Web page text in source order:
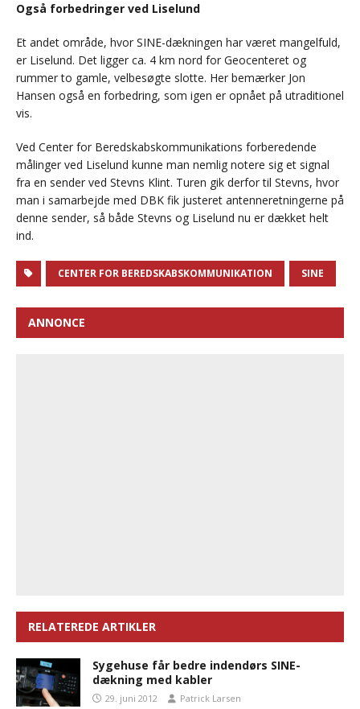
Også forbedringer ved Liselund
Et andet område, hvor SINE-dækningen har været mangelfuld,
er Liselund. Det ligger ca. 4 km nord for Geocenteret og
rummer to gamle, velbesøgte slotte. Her bemærker Jon
Hansen også en forbedring, som igen er opnået på utraditionel
vis.
Ved Center for Beredskabskommunikations forberedende
målinger ved Liselund kunne man nemlig notere sig et signal
fra en sender ved Stevns Klint. Turen gik derfor til Stevns, hvor
man i samarbejde med DBK fik justeret antenneretningerne på
denne sender, så både Stevns og Liselund nu er dækket helt
ind.
CENTER FOR BEREDSKABSKOMMUNIKATION SINE
ANNONCE
RELATEREDE ARTIKLER
Sygehuse får bedre indendørs SINE-
dækning med kabler
29. juni 2012 Patrick Larsen